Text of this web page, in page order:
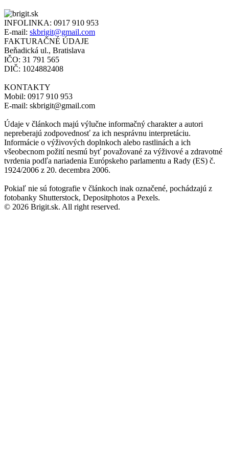
INFOLINKA: 0917 910 953
E-mail: skbrigit@gmail.com
FAKTURAČNÉ ÚDAJE
Beňadická ul., Bratislava
IČO: 31 791 565
DIČ: 1024882408
KONTAKTY
Mobil: 0917 910 953
E-mail: skbrigit@gmail.com
Údaje v článkoch majú výlučne informačný charakter a autori
nepreberajú zodpovednosť za ich nesprávnu interpretáciu.
Informácie o výživových doplnkoch alebo rastlinách a ich
všeobecnom požití nesmú byť považované za výživové a zdravotné
tvrdenia podľa nariadenia Európskeho parlamentu a Rady (ES) č.
1924/2006 z 20. decembra 2006.
Pokiaľ nie sú fotografie v článkoch inak označené, pochádzajú z
fotobanky Shutterstock, Depositphotos a Pexels.
© 2026 Brigit.sk. All right reserved.